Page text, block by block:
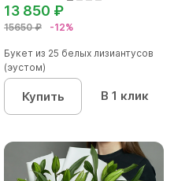
15650 ₽ -12%
13 850 ₽
Букет из 25 белых лизиантусов
(эустом)
Купить В 1 клик